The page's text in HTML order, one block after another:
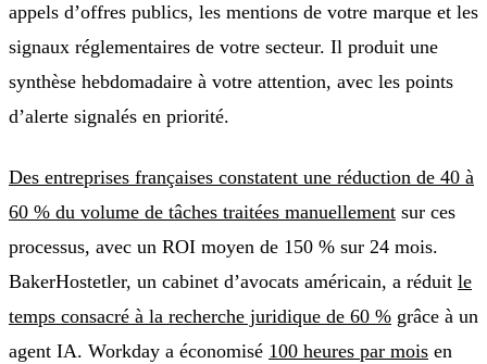
appels d’offres publics, les mentions de votre marque et les
signaux réglementaires de votre secteur. Il produit une
synthèse hebdomadaire à votre attention, avec les points
d’alerte signalés en priorité.
Des entreprises françaises constatent une réduction de 40 à
60 % du volume de tâches traitées manuellement sur ces
processus, avec un ROI moyen de 150 % sur 24 mois.
BakerHostetler, un cabinet d’avocats américain, a réduit le
temps consacré à la recherche juridique de 60 % grâce à un
agent IA. Workday a économisé 100 heures par mois en